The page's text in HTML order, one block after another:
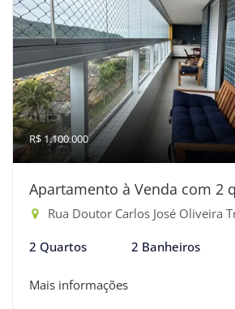
R$ 1.100.000
Apartamento à Venda com 2
Rua Doutor Carlos José Oliveira Trevisan -
2 Quartos 2 Banheiros
Mais informações